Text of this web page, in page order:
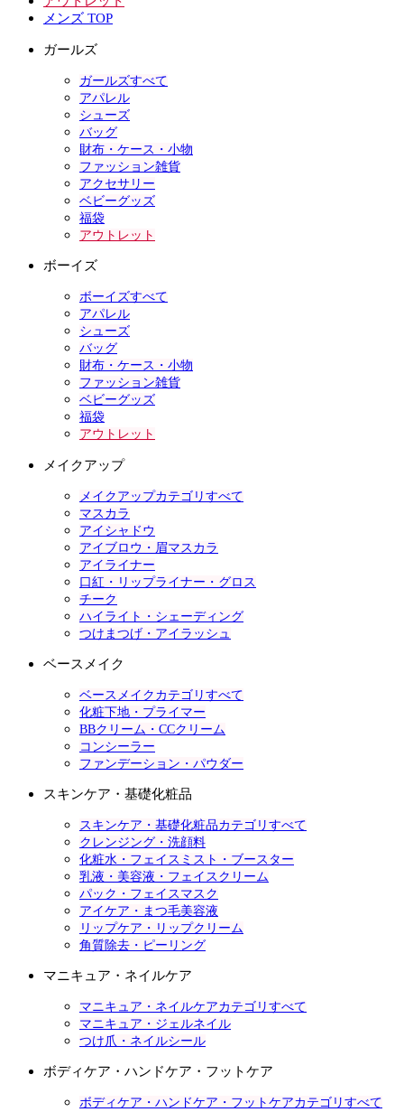
メンズ TOP
ガールズ
ガールズすべて
アパレル
シューズ
バッグ
財布・ケース・小物
ファッション雑貨
アクセサリー
ベビーグッズ
福袋
アウトレット
ボーイズ
ボーイズすべて
アパレル
シューズ
バッグ
財布・ケース・小物
ファッション雑貨
ベビーグッズ
福袋
アウトレット
メイクアップ
メイクアップカテゴリすべて
マスカラ
アイシャドウ
アイブロウ・眉マスカラ
アイライナー
口紅・リップライナー・グロス
チーク
ハイライト・シェーディング
つけまつげ・アイラッシュ
ベースメイク
ベースメイクカテゴリすべて
化粧下地・プライマー
BBクリーム・CCクリーム
コンシーラー
ファンデーション・パウダー
スキンケア・基礎化粧品
スキンケア・基礎化粧品カテゴリすべて
クレンジング・洗顔料
化粧水・フェイスミスト・ブースター
乳液・美容液・フェイスクリーム
パック・フェイスマスク
アイケア・まつ毛美容液
リップケア・リップクリーム
角質除去・ピーリング
マニキュア・ネイルケア
マニキュア・ネイルケアカテゴリすべて
マニキュア・ジェルネイル
つけ爪・ネイルシール
ボディケア・ハンドケア・フットケア
ボディケア・ハンドケア・フットケアカテゴリすべて